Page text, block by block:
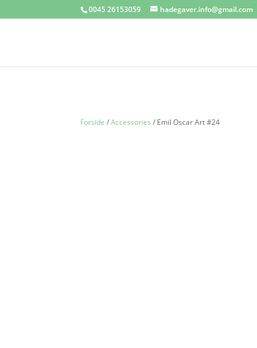
0045 26153059 hadegaver.info@gmail.com
Forside /Accessories / Emil Oscar Art #24